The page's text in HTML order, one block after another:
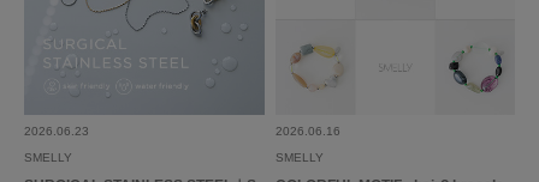
2026.06.23
SMELLY
2026.06.16
SMELLY